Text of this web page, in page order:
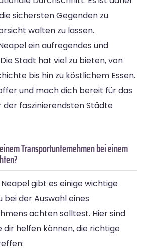
sichersten Gegenden zu
walten zu lassen.
ein aufregendes und
Stadt hat viel zu bieten, von
bis hin zu köstlichem Essen.
und mach dich bereit für das
der faszinierendsten Städte
Transportunternehmen bei einem
gibt es einige wichtige
bei der Auswahl eines
achten solltest. Hier sind
dir helfen können, die richtige